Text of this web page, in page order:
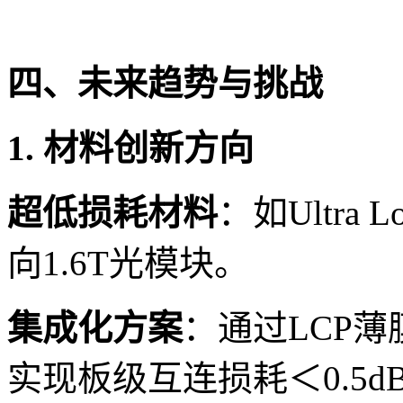
四、未来趋势与挑战
1. 材料创新方向
超低损耗材料：如Ultra
向1.6T光模块。
集成化方案：通过LCP
实现板级互连损耗＜